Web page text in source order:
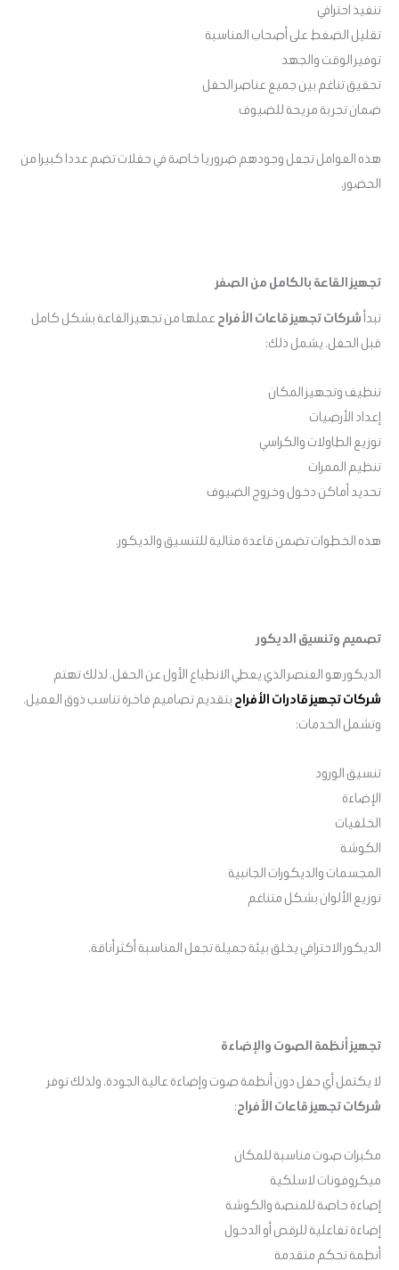
تنفيذ احترافي
تقليل الضغط على أصحاب المناسبة
توفير الوقت والجهد
تحقيق تناغم بين جميع عناصر الحفل
ضمان تجربة مريحة للضيوف
هذه العوامل تجعل وجودهم ضروريا خاصة في حفلات تضم عددا كبيرا من
الحضور.
تجهيز القاعة بالكامل من الصفر
تبدأشركات تجهيز قاعات الأفراح عملها من تجهيز القاعة بشكل كامل
قبل الحفل. يشمل ذلك:
تنظيف وتجهيز المكان
إعداد الأرضيات
توزيع الطاولات والكراسي
تنظيم الممرات
تحديد أماكن دخول وخروج الضيوف
هذه الخطوات تضمن قاعدة مثالية للتنسيق والديكور.
تصميم وتنسيق الديكور
الديكور هو العنصر الذي يعطي الانطباع الأول عن الحفل. لذلك تهتم
شركات تجهيز قادرات الأفراح بتقديم تصاميم فاخرة تناسب ذوق العميل.
وتشمل الخدمات:
تنسيق الورود
الإضاءة
الخلفيات
الكوشة
المجسمات والديكورات الجانبية
توزيع الألوان بشكل متناغم
الديكور الاحترافي يخلق بيئة جميلة تجعل المناسبة أكثر أناقة.
تجهيز أنظمة الصوت والإضاءة
لا يكتمل أي حفل دون أنظمة صوت وإضاءة عالية الجودة. ولذلك توفر
شركات تجهيز قاعات الأفراح:
مكبرات صوت مناسبة للمكان
ميكروفونات لاسلكية
إضاءة خاصة للمنصة والكوشة
إضاءة تفاعلية للرقص أو الدخول
أنظمة تحكم متقدمة